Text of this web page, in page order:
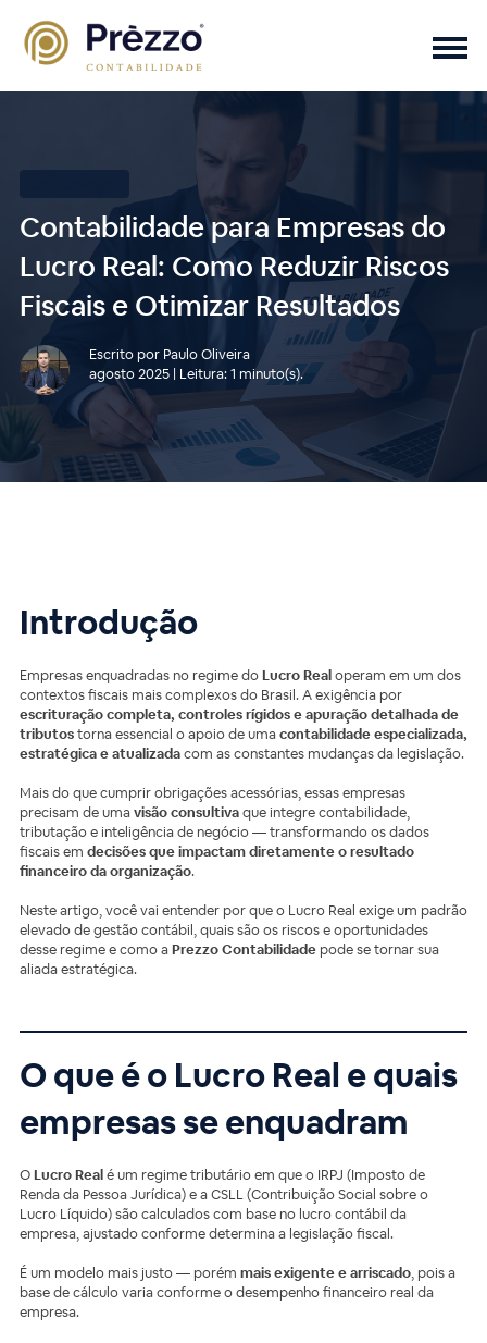
Contabilidade para Empresas do
Lucro Real: Como Reduzir Riscos
Fiscais e Otimizar Resultados
Escrito por Paulo Oliveira
agosto 2025 | Leitura: 1 minuto(s).
Introdução
Empresas enquadradas no regime doLucro Realoperam em um dos
contextos fiscais mais complexos do Brasil. A exigência por
escrituração completa, controles rígidos e apuração detalhada de
tributostorna essencial o apoio de umacontabilidade especializada,
estratégica e atualizadacom as constantes mudanças da legislação.
Mais do que cumprir obrigações acessórias, essas empresas
precisam de umavisão consultivaque integre contabilidade,
tributação e inteligência de negócio — transformando os dados
fiscais em decisões que impactam diretamente o resultado
financeiro da organização.
Neste artigo, você vai entender por que o Lucro Real exige um padrão
elevado de gestão contábil, quais são os riscos e oportunidades
desse regime e como aPrezzo Contabilidadepode se tornar sua
aliada estratégica.
O que é o Lucro Real e quais
empresas se enquadram
OLucro Realé um regime tributário em que o IRPJ (Imposto de
Renda da Pessoa Jurídica) e a CSLL (Contribuição Social sobre o
Lucro Líquido) são calculados com base no lucro contábil da
empresa, ajustado conforme determina a legislação fiscal.
É um modelo mais justo — porém mais exigente e arriscado, pois a
base de cálculo varia conforme o desempenho financeiro real da
empresa.